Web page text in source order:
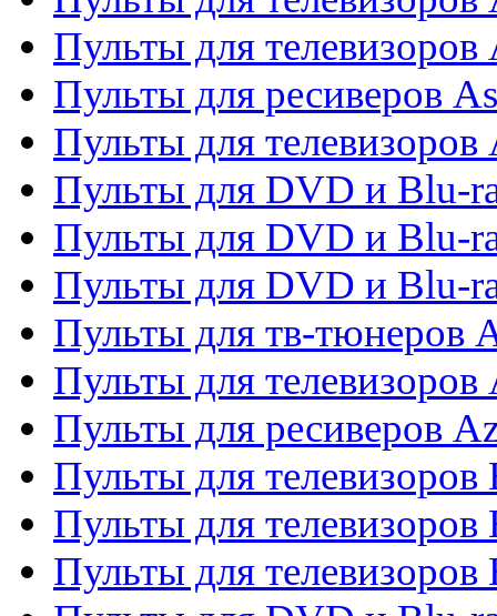
Пульты для телевизоров
Пульты для ресиверов
Пульты для телевизоров
Пульты для DVD и Blu-
Пульты для DVD и Blu-
Пульты для DVD и Blu-
Пульты для тв-тюнеров
Пульты для телевизоров
Пульты для ресиверов
Пульты для
Пульты для
Пульты для